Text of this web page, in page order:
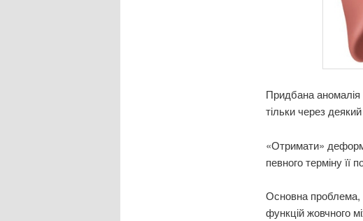
Придбана аномалія
тільки через
«Отримати»
певного терміну її
Основна проблема,
функцій жовчного